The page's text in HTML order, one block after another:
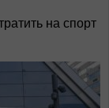
на спорт